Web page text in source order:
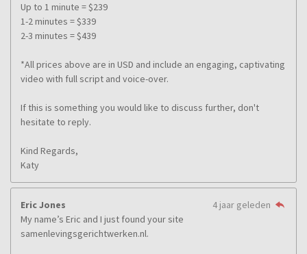
Up to 1 minute = $239
1-2 minutes = $339
2-3 minutes = $439
*All prices above are in USD and include an engaging, captivating
video with full script and voice-over.
If this is something you would like to discuss further, don't
hesitate to reply.
Kind Regards,
Katy
Eric Jones
4 jaar geleden
My name’s Eric and I just found your site
samenlevingsgerichtwerken.nl.